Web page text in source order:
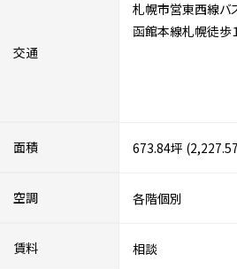
交通
札幌市営東西線バ
函館本線札幌徒歩
面積 673.84坪
空調 各階個別
賃料 相談